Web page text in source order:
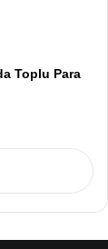
Toplu Para